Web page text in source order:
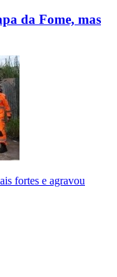
da Fome, mas
fortes e agravou